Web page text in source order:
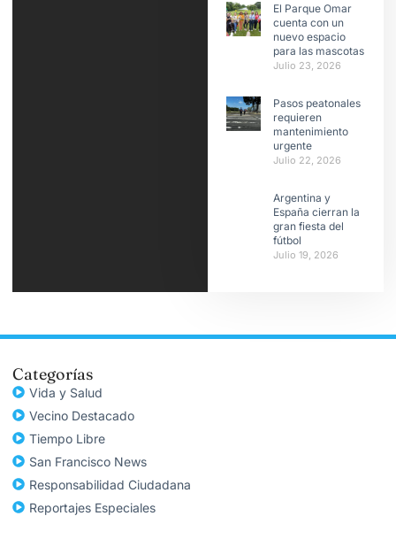
El Parque Omar
cuenta con un
nuevo espacio
para las mascotas
Julio 23, 2026
Pasos peatonales
requieren
mantenimiento
urgente
Julio 22, 2026
Argentina y
España cierran la
gran fiesta del
fútbol
Julio 19, 2026
Categorías
Vida y Salud
Vecino Destacado
Tiempo Libre
San Francisco News
Responsabilidad Ciudadana
Reportajes Especiales